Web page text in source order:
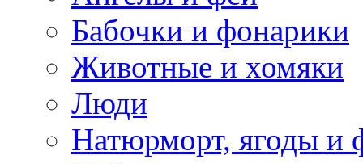
Бабочки и фонарики
Животные и хомяки
Люди
Натюрморт, ягоды и